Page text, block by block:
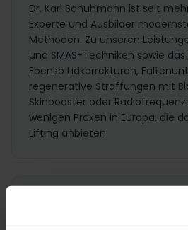
Dr. Karl Schuhmann ist seit
Experte und Ausbilder
Methoden. Zu unseren
und SMAS-Techniken sowie
Ebenso Lidkorrekturen,
regenerative Straffungen mit
Skinbooster oder
wenigen Praxen in Europa, die
Lifting anbieten.
Körperformung mit